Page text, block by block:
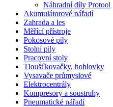
Náhradní díly Protool
Akumulátorové nářadí
Zahrada a les
Měřící přístroje
Pokosové pily
Stolní pily
Pracovní stoly
Tloušťkovačky, hoblovky
Vysavače průmyslové
Elektrocentrály
Kompresory a soustruhy
Pneumatické nářadí